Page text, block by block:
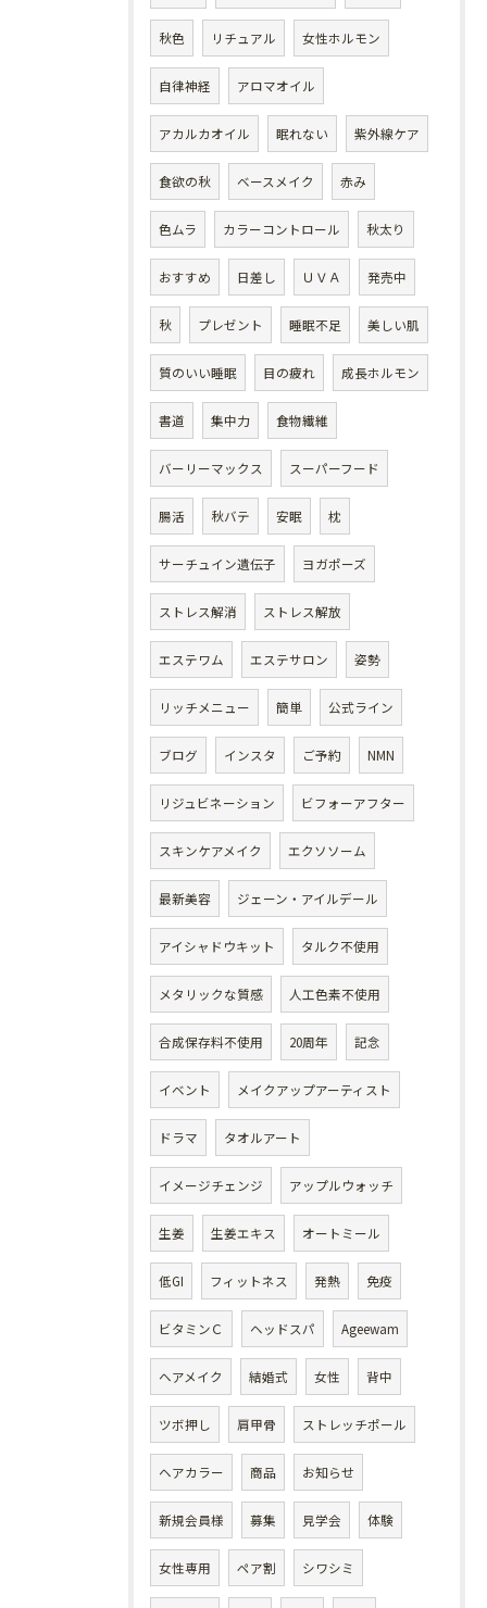
秋色 リチュアル 女性ホルモン
自律神経 アロマオイル
アカルカオイル 眠れない 紫外線ケア
食欲の秋 ベースメイク 赤み
色ムラ カラーコントロール 秋太り
おすすめ 日差し ＵＶＡ 発売中
秋 プレゼント 睡眠不足 美しい肌
質のいい睡眠 目の疲れ 成長ホルモン
書道 集中力 食物繊維
バーリーマックス スーパーフード
腸活 秋バテ 安眠 枕
サーチュイン遺伝子 ヨガポーズ
ストレス解消 ストレス解放
エステワム エステサロン 姿勢
リッチメニュー 簡単 公式ライン
ブログ インスタ ご予約 NMN
リジュビネーション ビフォーアフター
スキンケアメイク エクソソーム
最新美容 ジェーン・アイルデール
アイシャドウキット タルク不使用
メタリックな質感 人工色素不使用
合成保存料不使用 20周年 記念
イベント メイクアップアーティスト
ドラマ タオルアート
イメージチェンジ アップルウォッチ
生姜 生姜エキス オートミール
低GI フィットネス 発熱 免疫
ビタミンＣ ヘッドスパ Ageewam
ヘアメイク 結婚式 女性 背中
ツボ押し 肩甲骨 ストレッチポール
ヘアカラー 商品 お知らせ
新規会員様 募集 見学会 体験
女性専用 ペア割 シワシミ